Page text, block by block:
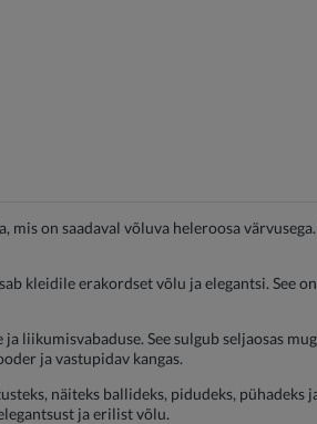
on saadaval võluva heleroosa
kleidile erakordset võlu ja elegantsi. See
liikumisvabaduse. See sulgub seljaosas
ja vastupidav kangas.
näiteks ballideks, pidudeks, pühadeks
ja erilist võlu.